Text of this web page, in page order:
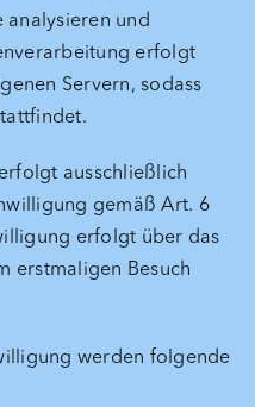
analysieren und
erfolgt
Servern, sodass
ausschließlich
gemäß Art. 6
erfolgt über das
erstmaligen Besuch
werden folgende